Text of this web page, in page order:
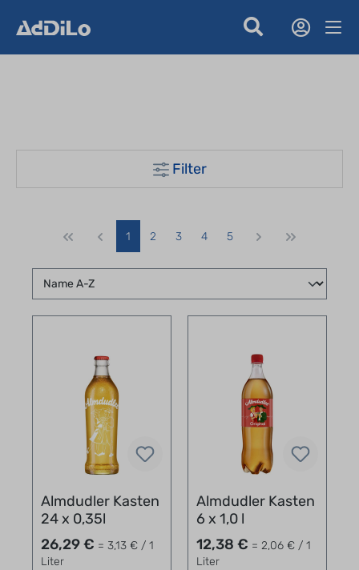
Filter
1 2 3 4 5
Almdudler Kasten
24 x 0,35l
26,29 € = 3,13 € / 1
Liter
Almdudler Kasten
6 x 1,0 l
12,38 € = 2,06 € / 1
Liter